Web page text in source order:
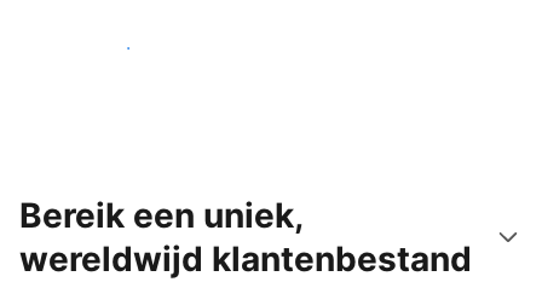
Begin vandaag nog
Bereik een uniek,
wereldwijd klantenbestand